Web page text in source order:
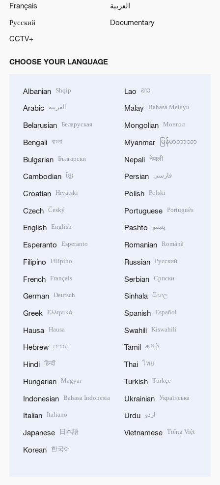
Français
العربية
Русский
Documentary
CCTV+
CHOOSE YOUR LANGUAGE
Albanian Shqip
Arabic العربية
Belarusian Беларуская
Bengali বাংলা
Bulgarian Български
Cambodian ខ្មែរ
Croatian Hrvatski
Czech Český
English English
Esperanto Esperanto
Filipino Filipino
French Français
German Deutsch
Greek Ελληνικά
Hausa Hausa
Hebrew עברית
Hindi हिन्दी
Hungarian Magyar
Indonesian Bahasa Indonesia
Italian Italiano
Japanese 日本語
Korean 한국어
Lao ລາວ
Malay Bahasa Melayu
Mongolian Монгол
Myanmar မြန်မာဘာသာ
Nepali नेपाली
Persian فارسی
Polish Polski
Portuguese Português
Pashto پښتو
Romanian Română
Russian Русский
Serbian Српски
Sinhala සිංහල
Spanish Español
Swahili Kiswahili
Tamil தமிழ்
Thai ไทย
Turkish Türkçe
Ukrainian Українська
Urdu اردو
Vietnamese Tiếng Việt